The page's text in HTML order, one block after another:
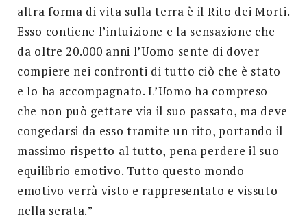
altra forma di vita sulla terra è il Rito dei Morti.
Esso contiene l’intuizione e la sensazione che
da oltre 20.000 anni l’Uomo sente di dover
compiere nei confronti di tutto ciò che è stato
e lo ha accompagnato. L’Uomo ha compreso
che non può gettare via il suo passato, ma deve
congedarsi da esso tramite un rito, portando il
massimo rispetto al tutto, pena perdere il suo
equilibrio emotivo. Tutto questo mondo
emotivo verrà visto e rappresentato e vissuto
nella serata.”